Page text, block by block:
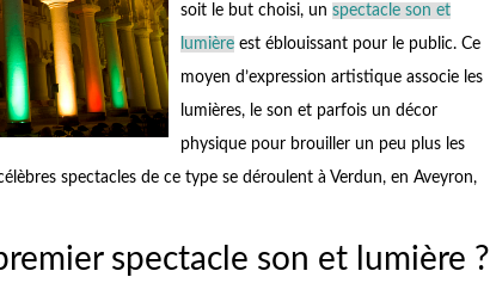
soit le but choisi, un spectacle son et
lumièreest éblouissant pour le public. Ce
moyen d’expression artistique associe les
lumières, le son et parfois un décor
physique pour brouiller un peu plus les
spectacles de ce type se déroulent à Verdun, en Aveyron,
spectacle son et lumière ?